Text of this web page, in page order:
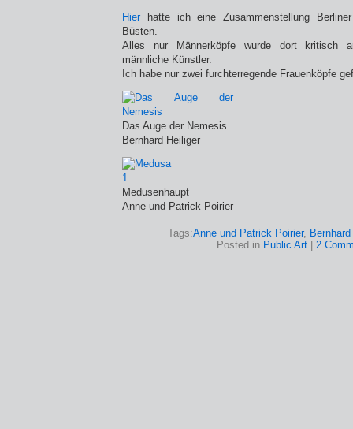
Hier hatte ich eine Zusammenstellung
Büsten.
Alles nur Männerköpfe wurde dort kritisch
männliche Künstler.
Ich habe nur zwei furchterregende Frauenköpfe
Das Auge der Nemesis
Bernhard Heiliger
Medusenhaupt
Anne und Patrick Poirier
Tags:Anne und Patrick Poirier,
Posted in Public Art| 2